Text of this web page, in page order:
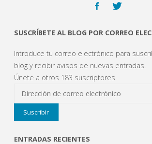
SUSCRÍBETE AL BLOG POR CORREO
Introduce tu correo electrónico para
blog y recibir avisos de nuevas entradas.
Únete a otros 183 suscriptores
correo
Suscribir
ENTRADAS RECIENTES